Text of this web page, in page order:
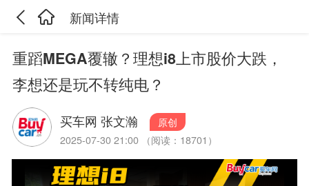
新闻详情
重蹈MEGA覆辙？理想i8上市股价大跌，
李想还是玩不转纯电？
买车网 张文瀚
原创
2025-07-30 21:00 （阅读：18701）